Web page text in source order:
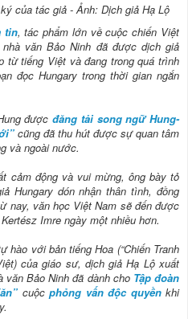
của tác giả - Ảnh: Dịch giả Hạ Lộ
tin, tác phẩm lớn về cuộc chiến Việt
nhà văn Bảo Ninh đã được dịch giả
từ tiếng Việt và đang trong quá trình
đọc Hungary trong thời gian ngắn
được đăng tải song ngữ Hung-
cũng đã thu hút được sự quan tâm
và ngoài nước.
cảm động và vui mừng, ông bày tỏ
Hungary dón nhận thân tình, đồng
nay, văn học Việt Nam sẽ đến được
Imre ngày một nhiều hơn.
hào với bản tiếng Hoa (“Chiến Tranh
của giáo sư, dịch giả Hạ Lộ xuất
văn Bảo Ninh đã dành cho Tập đoàn
cuộcphỏng vấn độc quyềnkhi